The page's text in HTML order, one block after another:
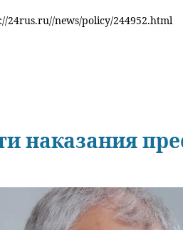
24rus.ru//news/policy/244952.html
наказания